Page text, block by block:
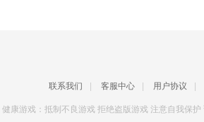
联系我们 客服中心 用户协议
健康游戏：抵制不良游戏 拒绝盗版游戏 注意自我保